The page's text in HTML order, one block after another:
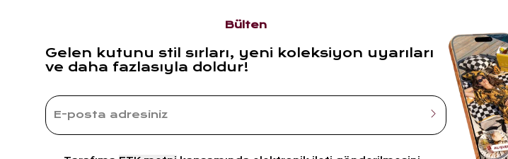
Bülten
Gelen kutunu stil sırları, yeni koleksiyon uyarıları
ve daha fazlasıyla doldur!